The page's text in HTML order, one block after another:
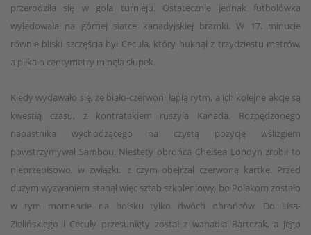
przerodziła się w gola turnieju. Ostatecznie jednak futbolówka
wylądowała na górnej siatce kanadyjskiej bramki. W 17. minucie
równie bliski szczęścia był Cecuła, który huknął z trzydziestu metrów,
a piłka o centymetry minęła słupek.
Kiedy wydawało się, że biało-czerwoni łapią rytm, a ich kolejne akcje są
kwestią czasu, z kontratakiem ruszyła Kanada. Rozpędzonego
napastnika wychodzącego na czystą pozycję wślizgiem
powstrzymywał Sambou. Niestety obrońca Chelsea Londyn zrobił to
nieprzepisowo, w związku z czym obejrzał czerwoną kartkę. Przed
dużym wyzwaniem stanął więc sztab szkoleniowy, bo Polakom zostało
w tym momencie na boisku tylko dwóch obrońców. Do Lisa-
Zielińskiego i Cecuły przesunięty został z wahadła Bartczak, a jego